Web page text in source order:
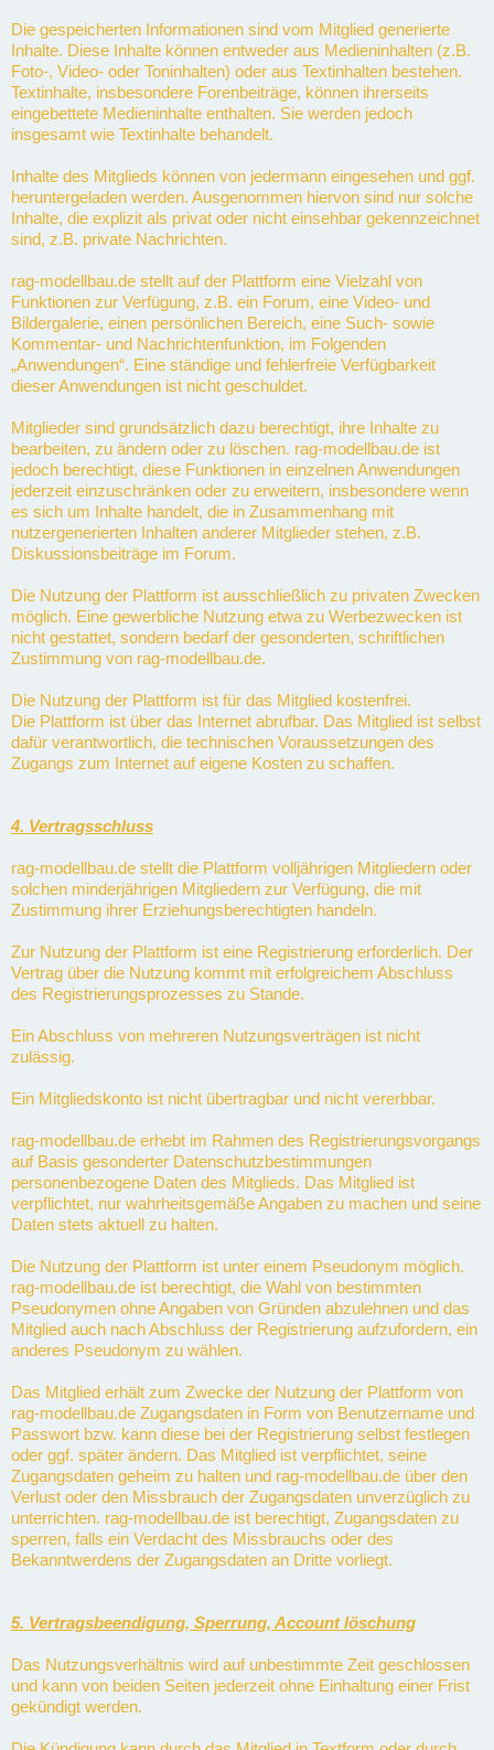
Die gespeicherten Informationen sind vom Mitglied generierte
Inhalte. Diese Inhalte können entweder aus Medieninhalten (z.B.
Foto-, Video- oder Toninhalten) oder aus Textinhalten bestehen.
Textinhalte, insbesondere Forenbeiträge, können ihrerseits
eingebettete Medieninhalte enthalten. Sie werden jedoch
insgesamt wie Textinhalte behandelt.
Inhalte des Mitglieds können von jedermann eingesehen und ggf.
heruntergeladen werden. Ausgenommen hiervon sind nur solche
Inhalte, die explizit als privat oder nicht einsehbar gekennzeichnet
sind, z.B. private Nachrichten.
rag-modellbau.de stellt auf der Plattform eine Vielzahl von
Funktionen zur Verfügung, z.B. ein Forum, eine Video- und
Bildergalerie, einen persönlichen Bereich, eine Such- sowie
Kommentar- und Nachrichtenfunktion, im Folgenden
„Anwendungen“. Eine ständige und fehlerfreie Verfügbarkeit
dieser Anwendungen ist nicht geschuldet.
Mitglieder sind grundsätzlich dazu berechtigt, ihre Inhalte zu
bearbeiten, zu ändern oder zu löschen. rag-modellbau.de ist
jedoch berechtigt, diese Funktionen in einzelnen Anwendungen
jederzeit einzuschränken oder zu erweitern, insbesondere wenn
es sich um Inhalte handelt, die in Zusammenhang mit
nutzergenerierten Inhalten anderer Mitglieder stehen, z.B.
Diskussionsbeiträge im Forum.
Die Nutzung der Plattform ist ausschließlich zu privaten Zwecken
möglich. Eine gewerbliche Nutzung etwa zu Werbezwecken ist
nicht gestattet, sondern bedarf der gesonderten, schriftlichen
Zustimmung von rag-modellbau.de.
Die Nutzung der Plattform ist für das Mitglied kostenfrei.
Die Plattform ist über das Internet abrufbar. Das Mitglied ist selbst
dafür verantwortlich, die technischen Voraussetzungen des
Zugangs zum Internet auf eigene Kosten zu schaffen.
4. Vertragsschluss
rag-modellbau.de stellt die Plattform volljährigen Mitgliedern oder
solchen minderjährigen Mitgliedern zur Verfügung, die mit
Zustimmung ihrer Erziehungsberechtigten handeln.
Zur Nutzung der Plattform ist eine Registrierung erforderlich. Der
Vertrag über die Nutzung kommt mit erfolgreichem Abschluss
des Registrierungsprozesses zu Stande.
Ein Abschluss von mehreren Nutzungsverträgen ist nicht
zulässig.
Ein Mitgliedskonto ist nicht übertragbar und nicht vererbbar.
rag-modellbau.de erhebt im Rahmen des Registrierungsvorgangs
auf Basis gesonderter Datenschutzbestimmungen
personenbezogene Daten des Mitglieds. Das Mitglied ist
verpflichtet, nur wahrheitsgemäße Angaben zu machen und seine
Daten stets aktuell zu halten.
Die Nutzung der Plattform ist unter einem Pseudonym möglich.
rag-modellbau.de ist berechtigt, die Wahl von bestimmten
Pseudonymen ohne Angaben von Gründen abzulehnen und das
Mitglied auch nach Abschluss der Registrierung aufzufordern, ein
anderes Pseudonym zu wählen.
Das Mitglied erhält zum Zwecke der Nutzung der Plattform von
rag-modellbau.de Zugangsdaten in Form von Benutzername und
Passwort bzw. kann diese bei der Registrierung selbst festlegen
oder ggf. später ändern. Das Mitglied ist verpflichtet, seine
Zugangsdaten geheim zu halten und rag-modellbau.de über den
Verlust oder den Missbrauch der Zugangsdaten unverzüglich zu
unterrichten. rag-modellbau.de ist berechtigt, Zugangsdaten zu
sperren, falls ein Verdacht des Missbrauchs oder des
Bekanntwerdens der Zugangsdaten an Dritte vorliegt.
5. Vertragsbeendigung, Sperrung, Account löschung
Das Nutzungsverhältnis wird auf unbestimmte Zeit geschlossen
und kann von beiden Seiten jederzeit ohne Einhaltung einer Frist
gekündigt werden.